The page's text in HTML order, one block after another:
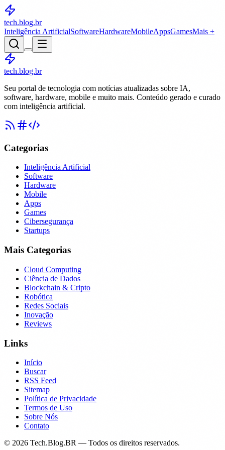
tech.blog.br
Inteligência ArtificialSoftwareHardwareMobileAppsGamesMais +
tech.blog.br
Seu portal de tecnologia com notícias atualizadas sobre IA,
software, hardware, mobile e muito mais. Conteúdo gerado e curado
com inteligência artificial.
Categorias
Inteligência Artificial
Software
Hardware
Mobile
Apps
Games
Cibersegurança
Startups
Mais Categorias
Cloud Computing
Ciência de Dados
Blockchain & Cripto
Robótica
Redes Sociais
Inovação
Reviews
Links
Início
Buscar
RSS Feed
Sitemap
Política de Privacidade
Termos de Uso
Sobre Nós
Contato
© 2026 Tech.Blog.BR — Todos os direitos reservados.